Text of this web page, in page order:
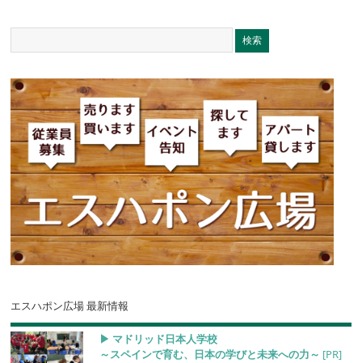
エスハポン広場 最新情報
▶︎ マドリッド日本人学校
～スペインで育む、日本の学びと未来への力～ [PR]